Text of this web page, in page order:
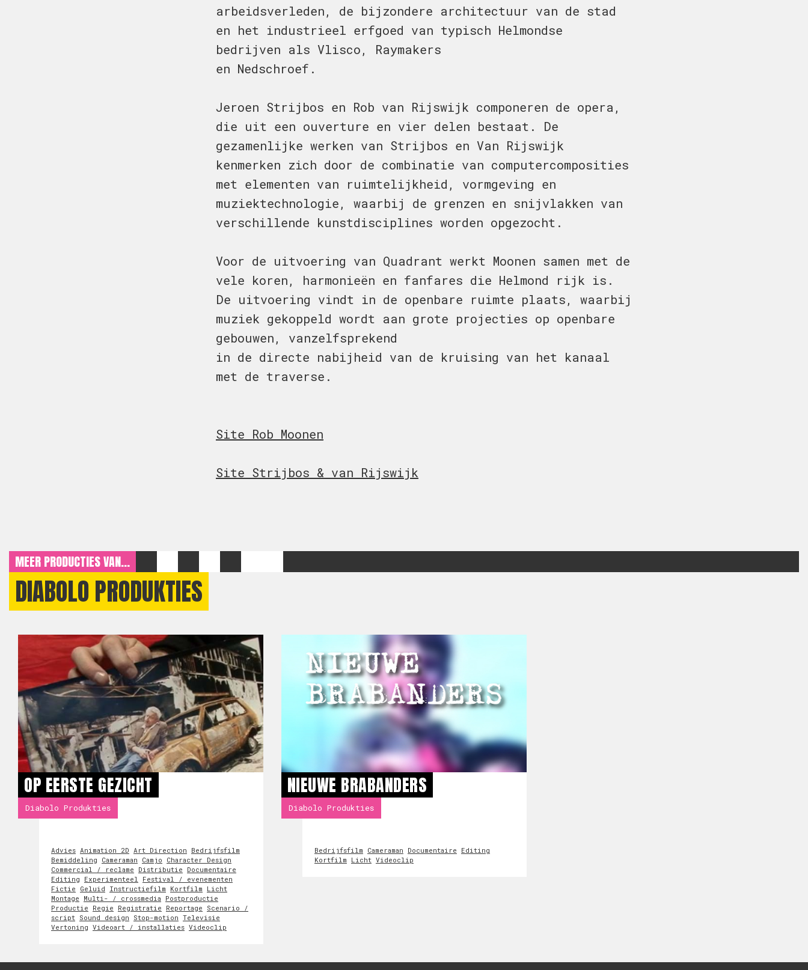
arbeidsverleden, de bijzondere architectuur van de stad
en het industrieel erfgoed van typisch Helmondse
bedrijven als Vlisco, Raymakers
en Nedschroef.
Jeroen Strijbos en Rob van Rijswijk componeren de opera,
die uit een ouverture en vier delen bestaat. De
gezamenlijke werken van Strijbos en Van Rijswijk
kenmerken zich door de combinatie van computercomposities
met elementen van ruimtelijkheid, vormgeving en
muziektechnologie, waarbij de grenzen en snijvlakken van
verschillende kunstdisciplines worden opgezocht.
Voor de uitvoering van Quadrant werkt Moonen samen met de
vele koren, harmonieën en fanfares die Helmond rijk is.
De uitvoering vindt in de openbare ruimte plaats, waarbij
muziek gekoppeld wordt aan grote projecties op openbare
gebouwen, vanzelfsprekend
in de directe nabijheid van de kruising van het kanaal
met de traverse.
Site Rob Moonen
Site Strijbos & van Rijswijk
MEER PRODUCTIES VAN...
DIABOLO PRODUKTIES
OP EERSTE GEZICHT
Diabolo Produkties
Advies Animation 2D Art Direction Bedrijfsfilm
Bemiddeling Cameraman Camjo Character Design
Commercial / reclame Distributie Documentaire
Editing Experimenteel Festival / evenementen
Fictie Geluid Instructiefilm Kortfilm Licht
Montage Multi- / crossmedia Postproductie
Productie Regie Registratie Reportage Scenario /
script Sound design Stop-motion Televisie
Vertoning Videoart / installaties Videoclip
NIEUWE BRABANDERS
Diabolo Produkties
Bedrijfsfilm Cameraman Documentaire Editing
Kortfilm Licht Videoclip